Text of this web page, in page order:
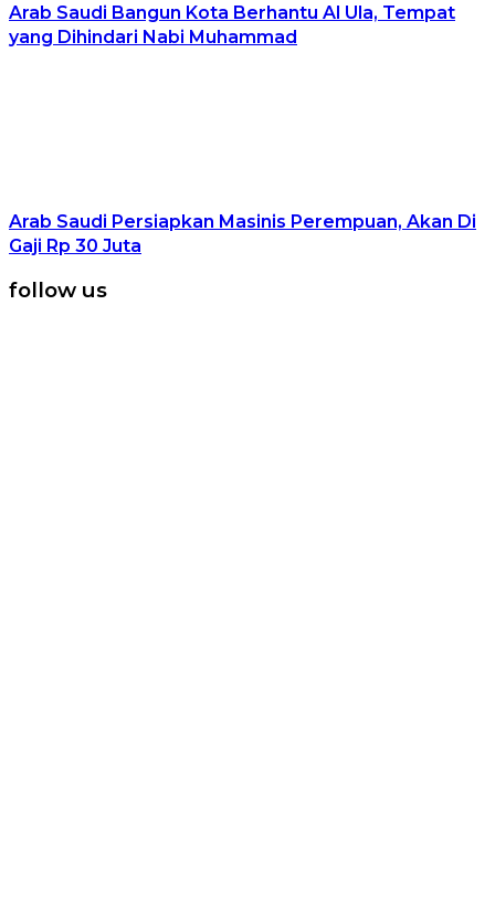
Arab Saudi Bangun Kota Berhantu Al Ula, Tempat
yang Dihindari Nabi Muhammad
Arab Saudi Persiapkan Masinis Perempuan, Akan Di
Gaji Rp 30 Juta
follow us